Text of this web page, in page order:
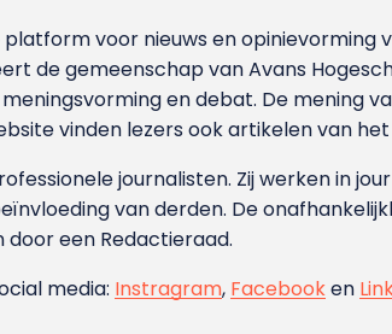
voor nieuws en
de gemeenschap van Avans
en debat. De mening
vinden lezers ook artikelen van
journalisten. Zij werken in
van derden. De
een Redactieraad.
media: Instragram, Facebooken